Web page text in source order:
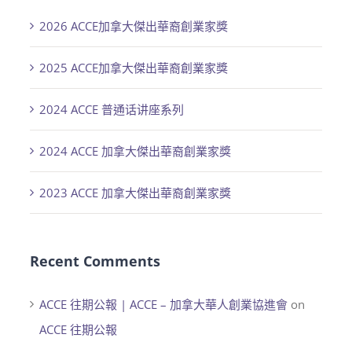
2026 ACCE加拿大傑出華裔創業家獎
2025 ACCE加拿大傑出華裔創業家獎
2024 ACCE 普通话讲座系列
2024 ACCE 加拿大傑出華裔創業家獎
2023 ACCE 加拿大傑出華裔創業家獎
Recent Comments
ACCE 往期公報 | ACCE – 加拿大華人創業協進會on
ACCE 往期公報